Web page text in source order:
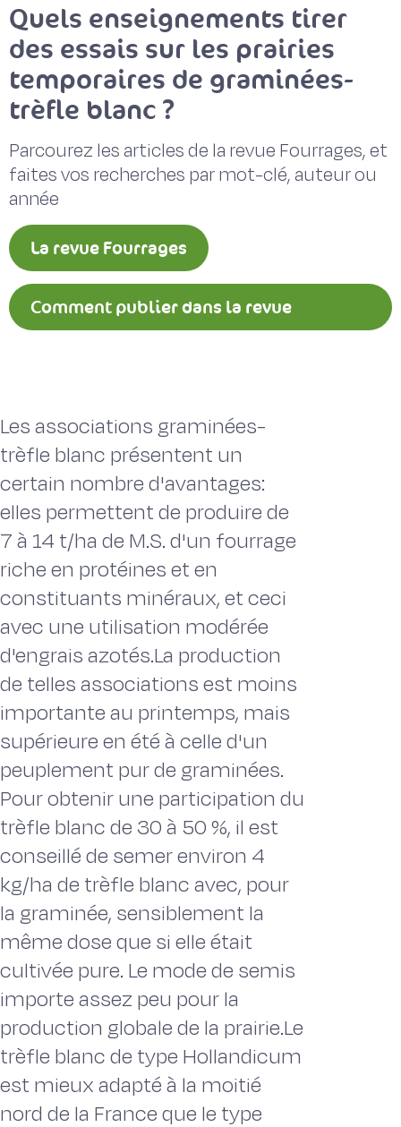
Quels enseignements tirer
des essais sur les prairies
temporaires de graminées-
trèfle blanc ?
Parcourez les articles de la revue Fourrages, et
faites vos recherches par mot-clé, auteur ou
année
La revue Fourrages
Comment publier dans la revue
Les associations graminées-
trèfle blanc présentent un
certain nombre d'avantages:
elles permettent de produire de
7 à 14 t/ha de M.S. d'un fourrage
riche en protéines et en
constituants minéraux, et ceci
avec une utilisation modérée
d'engrais azotés.La production
de telles associations est moins
importante au printemps, mais
supérieure en été à celle d'un
peuplement pur de graminées.
Pour obtenir une participation du
trèfle blanc de 30 à 50 %, il est
conseillé de semer environ 4
kg/ha de trèfle blanc avec, pour
la graminée, sensiblement la
même dose que si elle était
cultivée pure. Le mode de semis
importe assez peu pour la
production globale de la prairie.Le
trèfle blanc de type Hollandicum
est mieux adapté à la moitié
nord de la France que le type